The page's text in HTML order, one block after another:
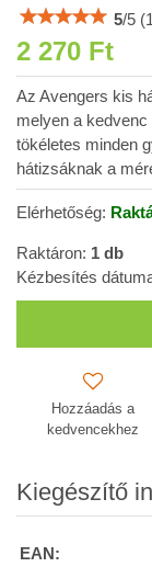
5/5 (1
2 270 Ft
Az Avengers kis
melyen a
tökéletes minden
hátizsáknak a
Elérhetőség:
Raktáron: 1 db
Kézbesítés
Hozzáadás a
kedvencekhez
Kiegészítő
EAN: